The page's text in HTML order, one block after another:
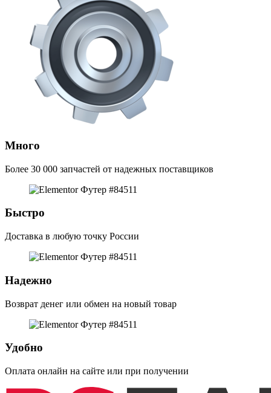
Много
Более 30 000 запчастей от надежных поставщиков
Быстро
Доставка в любую точку России
Надежно
Возврат денег или обмен на новый товар
Удобно
Оплата онлайн на сайте или при получении